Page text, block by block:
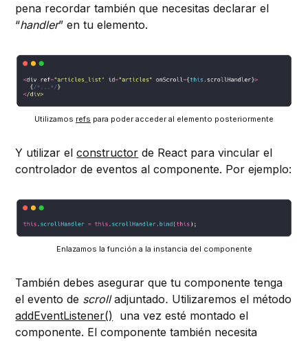
pena recordar también que necesitas declarar el
“handler” en tu elemento.
Utilizamos refs para poder acceder al elemento posteriormente
Y utilizar elconstructor de React para vincular el
controlador de eventos al componente. Por ejemplo:
Enlazamos la función a la instancia del componente
También debes asegurar que tu componente tenga
el evento de scrolladjuntado. Utilizaremos el método
addEventListener() una vez esté montado el
componente. El componente también necesita